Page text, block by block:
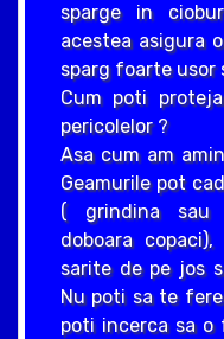
sparge in
acestea asigura
sparg foarte usor
Cum poti
pericolelor ?
Asa cum am
Geamurile pot
( grindina sau
doboara
sarite de pe jos
Nu poti sa te
poti incerca sa o